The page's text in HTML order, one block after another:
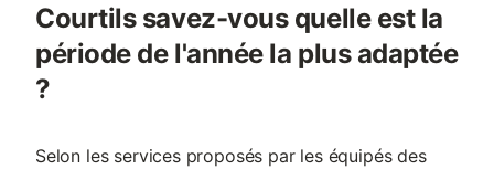
Courtils savez-vous quelle est la
période de l'année la plus adaptée
?
Selon les services proposés par les équipés des